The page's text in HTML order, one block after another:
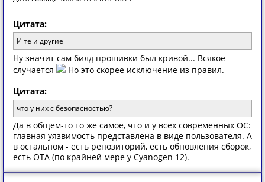
Цитата:
И те и другие
Ну значит сам билд прошивки был кривой... Всякое
случается
Но это скорее исключение из правил.
Цитата:
что у них с безопасностью?
Да в общем-то то же самое, что и у всех современных ОС:
главная уязвимость представлена в виде пользователя. А
в остальном - есть репозиторий, есть обновления сборок,
есть OTA (по крайней мере у Cyanogen 12).